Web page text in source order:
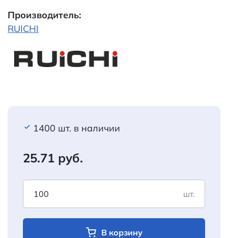
Производитель:
RUICHI
1400 шт. в наличии
25.71 руб.
шт.
В корзину